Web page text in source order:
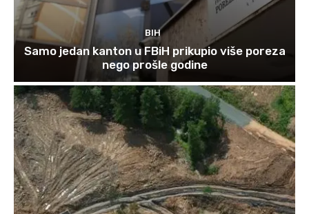
BIH
Samo jedan kanton u FBiH prikupio više poreza
nego prošle godine